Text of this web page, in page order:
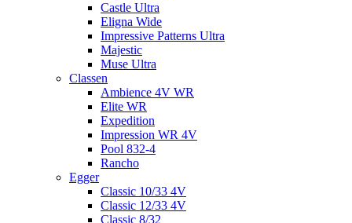
Castle Ultra
Eligna Wide
Impressive Patterns Ultra
Majestic
Muse Ultra
Classen
Ambience 4V WR
Elite WR
Expedition
Impression WR 4V
Pool 832-4
Rancho
Egger
Classic 10/33 4V
Classic 12/33 4V
Classic 8/32